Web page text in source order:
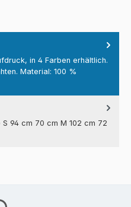
in 4 Farben erhältlich.
Material: 100 %
94 cm 70 cm M 102 cm 72